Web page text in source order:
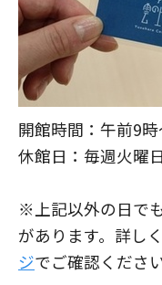
開館時間：午前9
休館日：毎週火曜
※上記以外の日で
があります。詳し
ジでご確認ください